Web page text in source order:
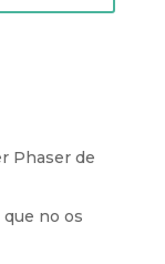
Phaser de
no os